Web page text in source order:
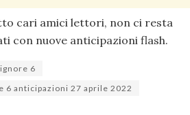
cari amici lettori, non ci resta
con nuove anticipazioni flash.
6
6 anticipazioni 27 aprile 2022